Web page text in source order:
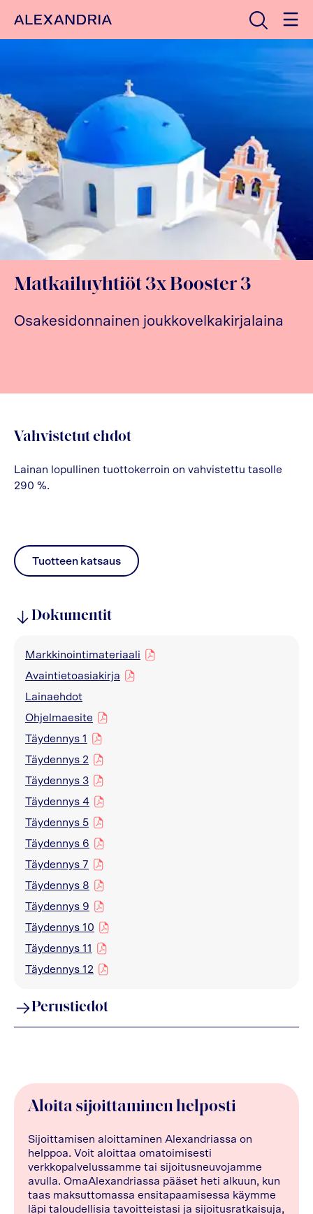
Etusivulle Avaa haku
Matkailuyhtiöt 3x Booster 3
Osakesidonnainen joukkovelkakirjalaina
Vahvistetut ehdot
Lainan lopullinen tuottokerroin on vahvistettu tasolle
290 %.
Tuotteen katsaus
pdf
Dokumentit
Markkinointimateriaali
pdf
Avaintietoasiakirja
pdf
Lainaehdot
Ohjelmaesite
pdf
Täydennys 1
pdf
Täydennys 2
pdf
Täydennys 3
pdf
Täydennys 4
pdf
Täydennys 5
pdf
Täydennys 6
pdf
Täydennys 7
pdf
Täydennys 8
pdf
Täydennys 9
pdf
Täydennys 10
pdf
Täydennys 11
pdf
Täydennys 12
pdf
Perustiedot
Aloita sijoittaminen helposti
Sijoittamisen aloittaminen Alexandriassa on
helppoa. Voit aloittaa omatoimisesti
verkkopalvelussamme tai sijoitusneuvojamme
avulla. OmaAlexandriassa pääset heti alkuun, kun
taas maksuttomassa ensitapaamisessa käymme
läpi taloudellisia tavoitteistasi ja sijoitusratkaisuja,